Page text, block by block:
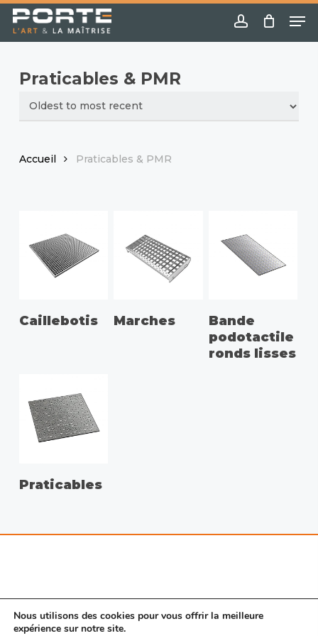
Skip
main
account
Praticables & PMR
Accueil Praticables & PMR
Caillebotis Marches
Bande
podotactile
ronds lisses
Praticables
Nous utilisons des cookies pour vous offrir la meilleure
expérience sur notre site.